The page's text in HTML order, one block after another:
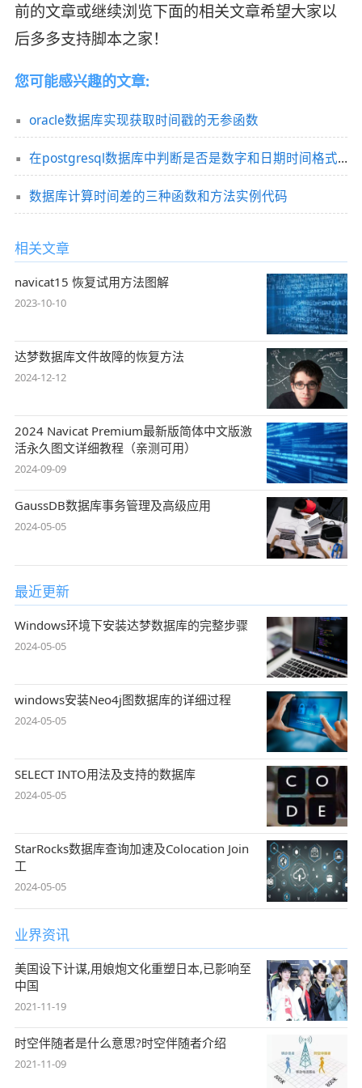
前的文章或继续浏览下面的相关文章希望大家以
后多多支持脚本之家！
您可能感兴趣的文章:
oracle数据库实现获取时间戳的无参函数
在postgresql数据库中判断是否是数字和日期时间格式函数操作
数据库计算时间差的三种函数和方法实例代码
相关文章
navicat15 恢复试用方法图解
2023-10-10
达梦数据库文件故障的恢复方法
2024-12-12
2024 Navicat Premium最新版简体中文版激
活永久图文详细教程（亲测可用）
2024-09-09
GaussDB数据库事务管理及高级应用
2024-05-05
最近更新
Windows环境下安装达梦数据库的完整步骤
2024-05-05
windows安装Neo4j图数据库的详细过程
2024-05-05
SELECT INTO用法及支持的数据库
2024-05-05
StarRocks数据库查询加速及Colocation Join
工
2024-05-05
业界资讯
美国设下计谋,用娘炮文化重塑日本,已影响至
中国
2021-11-19
时空伴随者是什么意思?时空伴随者介绍
2021-11-09